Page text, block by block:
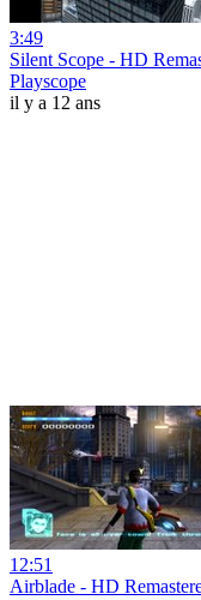
3:49
Silent Scope - HD
Playscope
il y a 12 ans
12:51
Airblade - HD